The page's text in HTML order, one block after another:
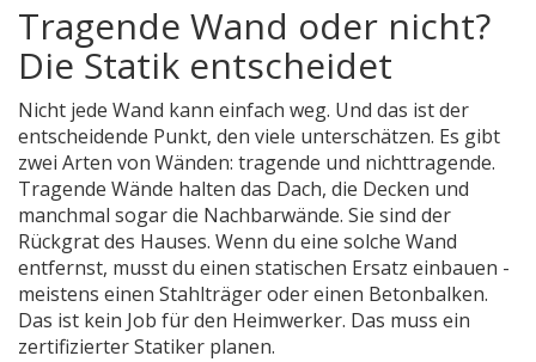
Tragende Wand oder nicht?
Die Statik entscheidet
Nicht jede Wand kann einfach weg. Und das ist der
entscheidende Punkt, den viele unterschätzen. Es gibt
zwei Arten von Wänden: tragende und nichttragende.
Tragende Wände halten das Dach, die Decken und
manchmal sogar die Nachbarwände. Sie sind der
Rückgrat des Hauses. Wenn du eine solche Wand
entfernst, musst du einen statischen Ersatz einbauen -
meistens einen Stahlträger oder einen Betonbalken.
Das ist kein Job für den Heimwerker. Das muss ein
zertifizierter Statiker planen.